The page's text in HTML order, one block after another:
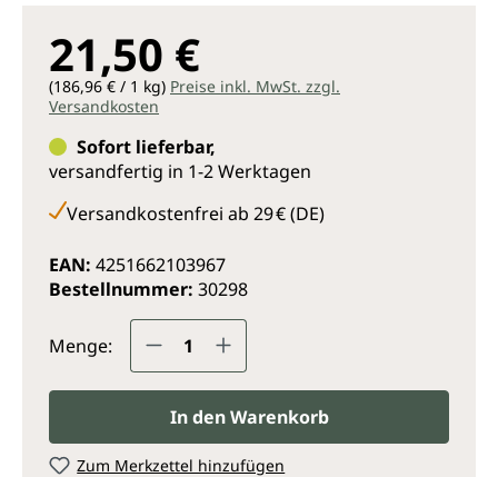
21,50 €
(186,96 € / 1 kg) Preise inkl. MwSt. zzgl.
Versandkosten
Sofort lieferbar,
versandfertig in 1-2 Werktagen
Versandkostenfrei ab 29 € (DE)
EAN: 4251662103967
Bestellnummer: 30298
Menge: Produkt Anzahl: Gib den
In den Warenkorb
Zum Merkzettel hinzufügen